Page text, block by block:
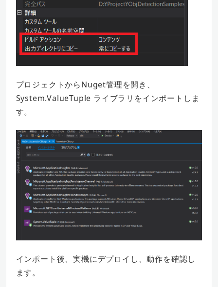
プロジェクトからNuget管理を開き、
System.ValueTuple ライブラリをインポートしま
す。
インポート後、実機にデプロイし、動作を確認し
ます。